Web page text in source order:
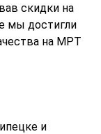
скидки на
мы достигли
на МРТ
и